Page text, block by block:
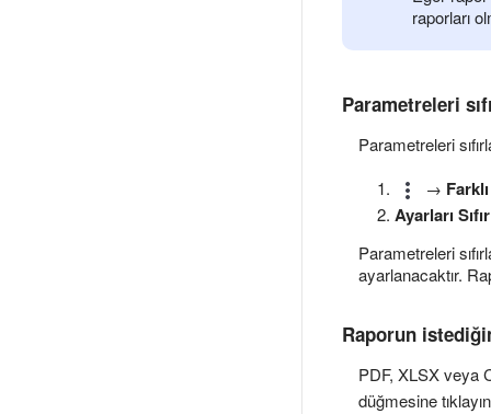
raporları
Parametreleri
Parametreleri
→
Ayarları
Parametreleri
ayarlanacaktır.
Raporun
PDF, XLSX veya
düğmesine